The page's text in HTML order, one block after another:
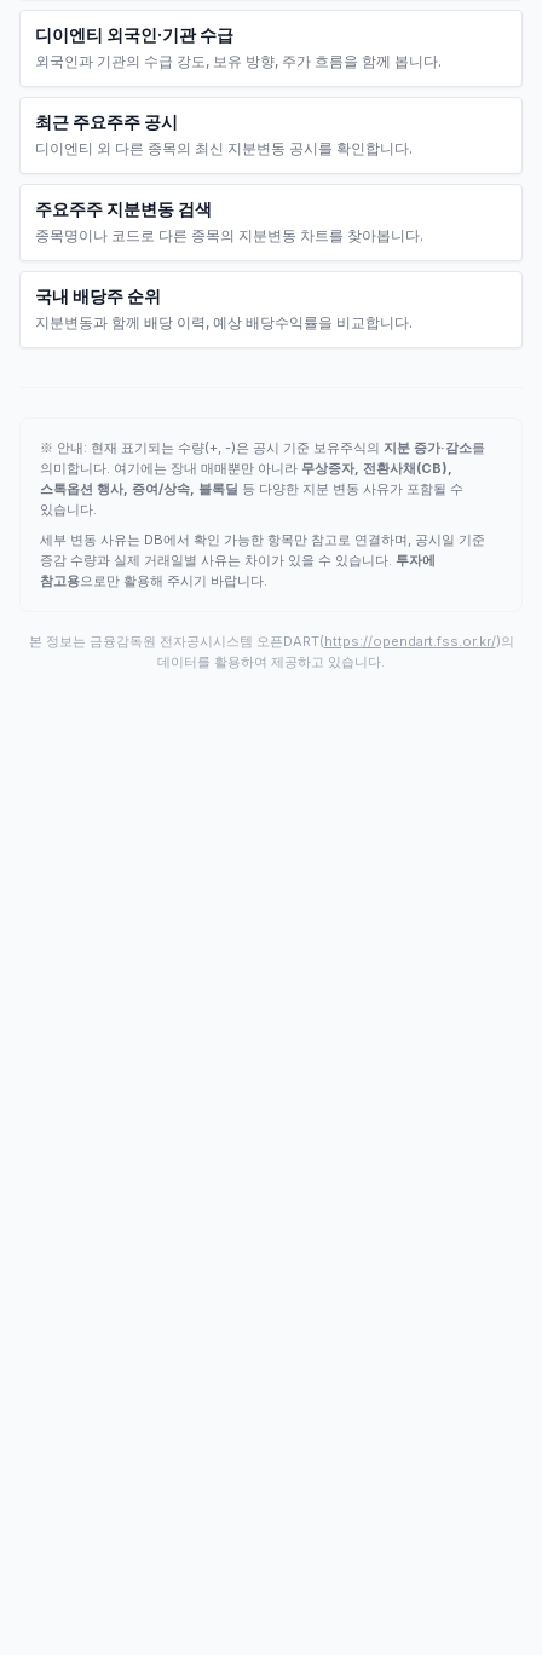
디이엔티 외국인·기관 수급
외국인과 기관의 수급 강도, 보유 방향, 주가 흐름을 함께 봅니다.
최근 주요주주 공시
디이엔티 외 다른 종목의 최신 지분변동 공시를 확인합니다.
주요주주 지분변동 검색
종목명이나 코드로 다른 종목의 지분변동 차트를 찾아봅니다.
국내 배당주 순위
지분변동과 함께 배당 이력, 예상 배당수익률을 비교합니다.
※ 안내: 현재 표기되는 수량(+, -)은 공시 기준 보유주식의 지분 증가·감소를
의미합니다. 여기에는 장내 매매뿐만 아니라 무상증자, 전환사채(CB),
스톡옵션 행사, 증여/상속, 블록딜 등 다양한 지분 변동 사유가 포함될 수
있습니다.
세부 변동 사유는 DB에서 확인 가능한 항목만 참고로 연결하며, 공시일 기준
증감 수량과 실제 거래일별 사유는 차이가 있을 수 있습니다. 투자에
참고용으로만 활용해 주시기 바랍니다.
본 정보는 금융감독원 전자공시시스템 오픈DART(https://opendart.fss.or.kr/)의
데이터를 활용하여 제공하고 있습니다.